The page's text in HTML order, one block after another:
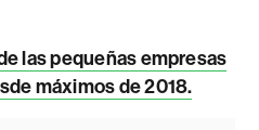
las pequeñas empresas
máximos de 2018.